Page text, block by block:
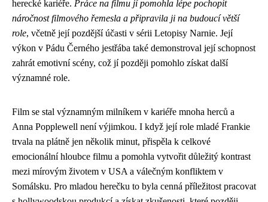
herecké kariéře. Práce na filmu jí pomohla lépe pochopit
náročnost filmového řemesla a připravila ji na budoucí větší
role, včetně její pozdější účasti v sérii Letopisy Narnie. Její
výkon v Pádu Černého jestřába také demonstroval její schopnost
zahrát emotivní scény, což jí později pomohlo získat další
významné role.
Film se stal významným milníkem v kariéře mnoha herců a
Anna Popplewell není výjimkou. I když její role mladé Frankie
trvala na plátně jen několik minut, přispěla k celkové
emocionální hloubce filmu a pomohla vytvořit důležitý kontrast
mezi mírovým životem v USA a válečným konfliktem v
Somálsku. Pro mladou herečku to byla cenná příležitost pracovat